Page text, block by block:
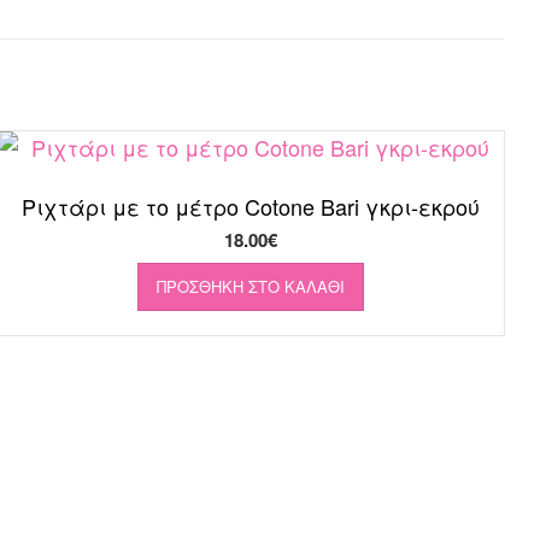
Ριχτάρι με το μέτρο Cotone Bari γκρι-εκρού
18.00€
ΠΡΟΣΘΉΚΗ ΣΤΟ ΚΑΛΆΘΙ